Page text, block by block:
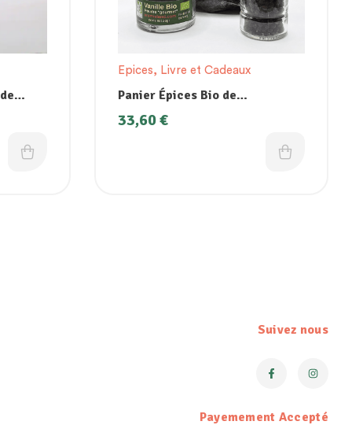
Epices, Livre et Cadeaux
Panier Épices Bio de
Madagascar
33,60€
Suivez nous
Payemement Accepté